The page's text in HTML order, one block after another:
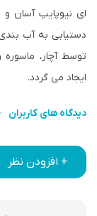
ای نیوپایپ آسان و
دستیابی به آب
توسط آچار،
ایجاد می گردد.
دیدگاه های کاربران
+ افزودن نظر